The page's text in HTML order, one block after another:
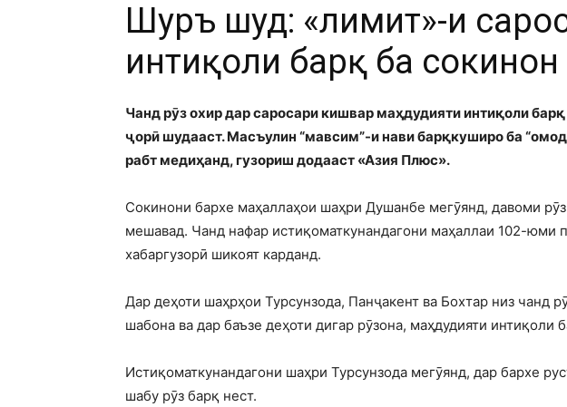
Шурӯъ шуд: «лимит»-и
интиқоли барқ ба сокинон
Чанд рӯз охир дар саросари кишвар маҳдудияти интиқоли барқ
ҷорӣ шудааст. Масъулин “мавсим”-и нави барқкуширо ба
рабт медиҳанд, гузориш додааст «Азия Плюс».
Сокинони бархе маҳаллаҳои шаҳри Душанбе мегӯянд, давоми
мешавад. Чанд нафар истиқоматкунандагони маҳаллаи 102-юми
хабаргузорӣ шикоят карданд.
Дар деҳоти шаҳрҳои Турсунзода, Панҷакент ва Бохтар низ чанд
шабона ва дар баъзе деҳоти дигар рӯзона, маҳдудияти интиқоли
Истиқоматкунандагони шаҳри Турсунзода мегӯянд, дар бархе
шабу рӯз барқ нест.